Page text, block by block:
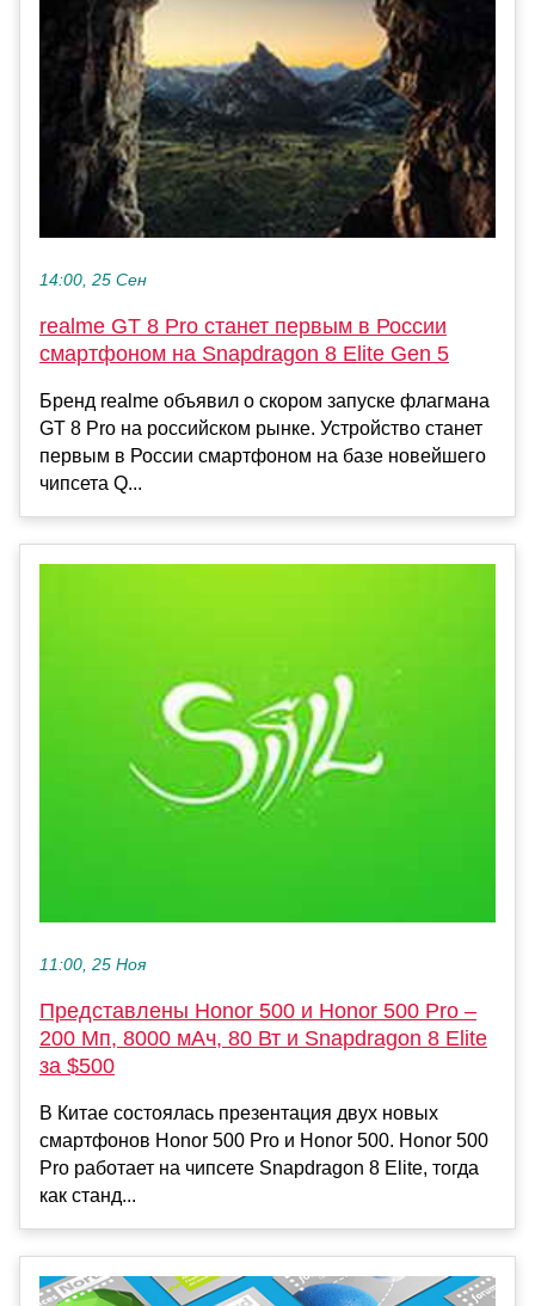
14:00, 25 Сен
realme GT 8 Pro станет первым в России
смартфоном на Snapdragon 8 Elite Gen 5
Бренд realme объявил о скором запуске флагмана
GT 8 Pro на российском рынке. Устройство станет
первым в России смартфоном на базе новейшего
чипсета Q...
11:00, 25 Ноя
Представлены Honor 500 и Honor 500 Pro –
200 Мп, 8000 мАч, 80 Вт и Snapdragon 8 Elite
за $500
В Китае состоялась презентация двух новых
смартфонов Honor 500 Pro и Honor 500. Honor 500
Pro работает на чипсете Snapdragon 8 Elite, тогда
как станд...